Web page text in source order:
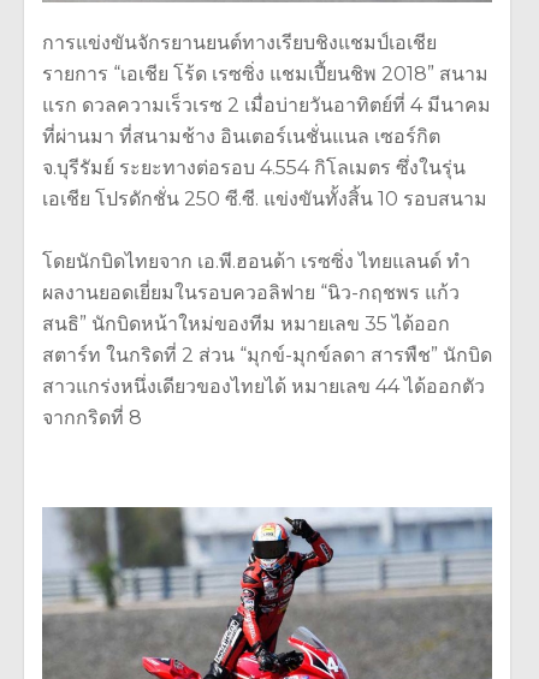
การแข่งขันจักรยานยนต์ทางเรียบชิงแชมป์เอเชีย
รายการ “เอเชีย โร้ด เรซซิ่ง แชมเปี้ยนชิพ 2018” สนาม
แรก ดวลความเร็วเรซ 2 เมื่อบ่ายวันอาทิตย์ที่ 4 มีนาคม
ที่ผ่านมา ที่สนามช้าง อินเตอร์เนชั่นแนล เซอร์กิต
จ.บุรีรัมย์ ระยะทางต่อรอบ 4.554 กิโลเมตร ซึ่งในรุ่น
เอเชีย โปรดักชั่น 250 ซี.ซี. แข่งขันทั้งสิ้น 10 รอบสนาม
โดยนักบิดไทยจาก เอ.พี.ฮอนด้า เรซซิ่ง ไทยแลนด์ ทำ
ผลงานยอดเยี่ยมในรอบควอลิฟาย “นิว-กฤชพร แก้ว
สนธิ” นักบิดหน้าใหม่ของทีม หมายเลข 35 ได้ออก
สตาร์ท ในกริดที่ 2 ส่วน “มุกข์-มุกข์ลดา สารพืช” นักบิด
สาวแกร่งหนึ่งเดียวของไทยได้ หมายเลข 44 ได้ออกตัว
จากกริดที่ 8